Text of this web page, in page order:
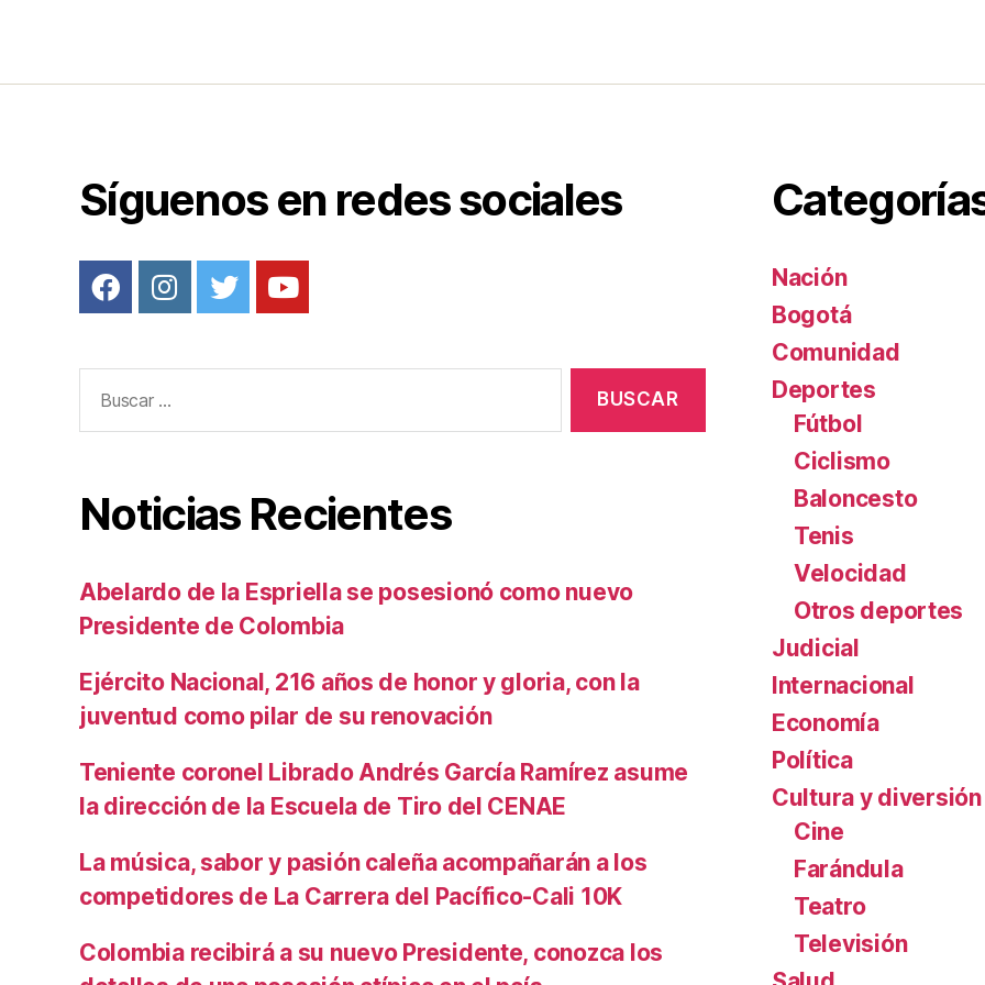
s
g
u
Síguenos en redes sociales
Noticias Recientes
Abelardo de la Espriella se posesionó como nuevo
Presidente de Colombia
Ejército Nacional, 216 años de honor y gloria, con la
juventud como pilar de su renovación
Teniente coronel Librado Andrés García Ramírez asume
la dirección de la Escuela de Tiro del CENAE
La música, sabor y pasión caleña acompañarán a los
competidores de La Carrera del Pacífico-Cali 10K
Colombia recibirá a su nuevo Presidente, conozca los
Nación
Bogotá
Comunidad
Deportes
Fútbol
Ciclismo
Baloncesto
Tenis
Velocidad
Otros deportes
Judicial
Internacional
Economía
Política
Cultura y diversión
Cine
Farándula
Teatro
Televisión